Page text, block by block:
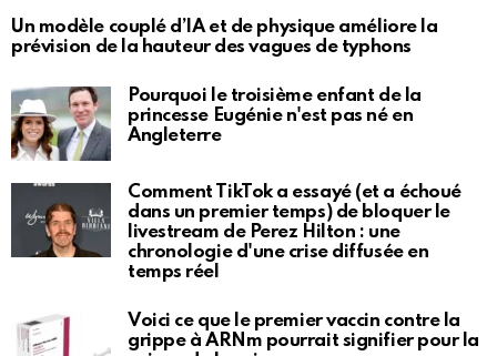
Un modèle couplé d’IA et de physique améliore la
prévision de la hauteur des vagues de typhons
Pourquoi le troisième enfant de la
princesse Eugénie n'est pas né en
Angleterre
Comment TikTok a essayé (et a échoué
dans un premier temps) de bloquer le
livestream de Perez Hilton : une
chronologie d'une crise diffusée en
temps réel
Voici ce que le premier vaccin contre la
grippe à ARNm pourrait signifier pour la